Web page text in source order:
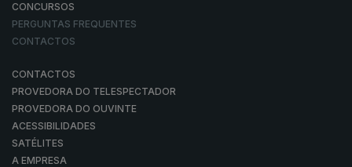
CONCURSOS
PERGUNTAS FREQUENTES
CONTACTOS
CONTACTOS
PROVEDORA DO TELESPECTADOR
PROVEDORA DO OUVINTE
ACESSIBILIDADES
SATÉLITES
A EMPRESA